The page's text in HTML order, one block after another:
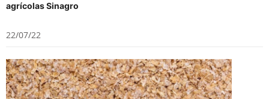
agrícolas Sinagro
22/07/22